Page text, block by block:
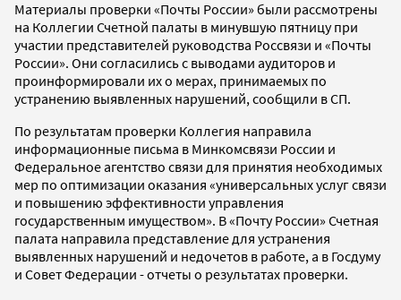
Материалы проверки «Почты России» были рассмотрены
на Коллегии Счетной палаты в минувшую пятницу при
участии представителей руководства Россвязи и «Почты
России». Они согласились с выводами аудиторов и
проинформировали их о мерах, принимаемых по
устранению выявленных нарушений, сообщили в СП.
По результатам проверки Коллегия направила
информационные письма в Минкомсвязи России и
Федеральное агентство связи для принятия необходимых
мер по оптимизации оказания «универсальных услуг связи
и повышению эффективности управления
государственным имуществом». В «Почту России» Счетная
палата направила представление для устранения
выявленных нарушений и недочетов в работе, а в Госдуму
и Совет Федерации - отчеты о результатах проверки.